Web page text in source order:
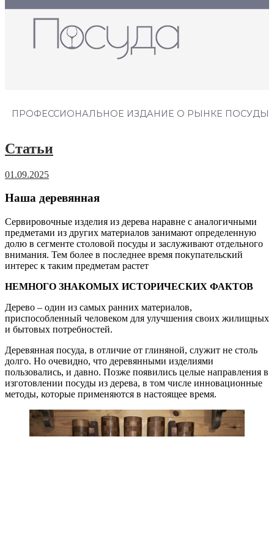
ПРОФЕССИОНАЛЬНОЕ ИЗДАНИЕ О РЫНКЕ ПОСУДЫ
Статьи
01.09.2025
Наша деревянная
Сервировочные изделия из дерева наравне с аналогичными
предметами из других материалов занимают определенную
долю в сегменте столовой посуды и заслуживают отдельного
внимания. Тем более в последнее время покупательский
интерес к таким предметам растет
НЕМНОГО ЗНАКОМЫХ ИСТОРИЧЕСКИХ ФАКТОВ
Дерево – один из самых ранних материалов,
приспособленный человеком для улучшения своих жилищных
и бытовых потребностей.
Деревянная посуда, в отличие от глиняной, служит не столь
долго. Но очевидно, что деревянными изделиями
пользовались, и давно. Позже появились целые направления в
изготовлении посуды из дерева, в том числе инновационные
методы, которые применяются в настоящее время.